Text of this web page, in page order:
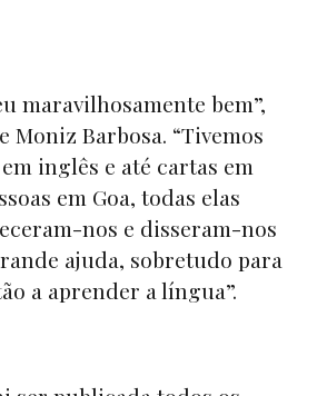
maravilhosamente bem”,
Barbosa. “Tivemos
inglês e até cartas em
em Goa, todas elas
nos e disseram-nos
ajuda, sobretudo para
a aprender a língua”.